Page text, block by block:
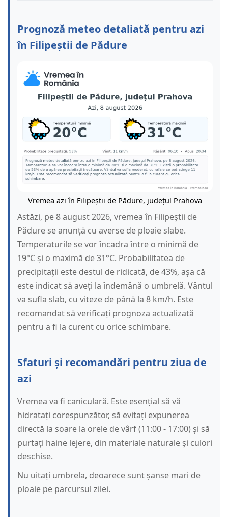
Prognoză meteo detaliată pentru azi
în Filipeștii de Pădure
Vremea azi în Filipeștii de Pădure, județul Prahova
Astăzi, pe 8 august 2026, vremea în Filipeștii de
Pădure se anunță cu averse de ploaie slabe.
Temperaturile se vor încadra între o minimă de
19°C și o maximă de 31°C. Probabilitatea de
precipitații este destul de ridicată, de 43%, așa că
este indicat să aveți la îndemână o umbrelă. Vântul
va sufla slab, cu viteze de până la 8 km/h. Este
recomandat să verificați prognoza actualizată
pentru a fi la curent cu orice schimbare.
Sfaturi și recomandări pentru ziua de
azi
Vremea va fi caniculară. Este esențial să vă
hidratați corespunzător, să evitați expunerea
directă la soare la orele de vârf (11:00 - 17:00) și să
purtați haine lejere, din materiale naturale și culori
deschise.
Nu uitați umbrela, deoarece sunt șanse mari de
ploaie pe parcursul zilei.